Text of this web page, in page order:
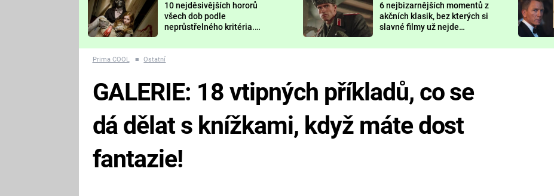
FUTURAMA
DEADPOOL
10 nejděsivějších hororů
všech dob podle
neprůstřelného kritéria.
nejvíc zvednou tep?
6 nejbizarnějších momentů z
akčních klasik, bez kterých si
slavné filmy už nejde
Prima COOL ■ Ostatní
GALERIE: 18 vtipných příkladů, co se
dá dělat s knížkami, když máte dost
fantazie!